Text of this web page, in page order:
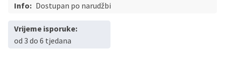
Info: Dostupan po narudžbi
Vrijeme isporuke:
od 3 do 6 tjedana